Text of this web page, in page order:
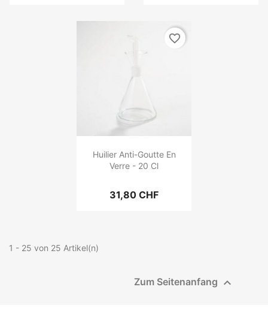
Huilier Anti-Goutte En
Verre - 20 Cl
31,80 CHF
favorite_border
1 - 25 von 25 Artikel(n)
Zum Seitenanfang 